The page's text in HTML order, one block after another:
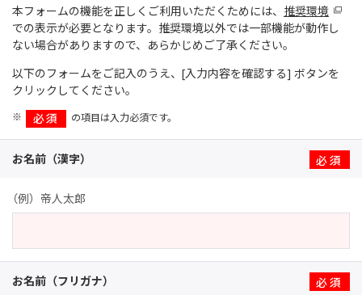
本フォームの機能を正しくご利用いただくためには、 推奨環境
での表示が必要となります。推奨環境以外では一部機能が動作し
ない場合がありますので、あらかじめご了承ください。
以下のフォームをご記入のうえ、[入力内容を確認する] ボタンを
クリックしてください。
※ 必須 の項目は入力必須です。
お名前（漢字）
（例）帝人太郎
お名前（フリガナ）